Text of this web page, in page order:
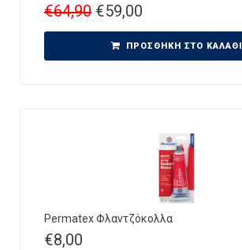
€64,90 €59,00
ΠΡΟΣΘΉΚΗ ΣΤΟ ΚΑΛΆΘΙ
Permatex Φλαντζόκολλα
€8,00